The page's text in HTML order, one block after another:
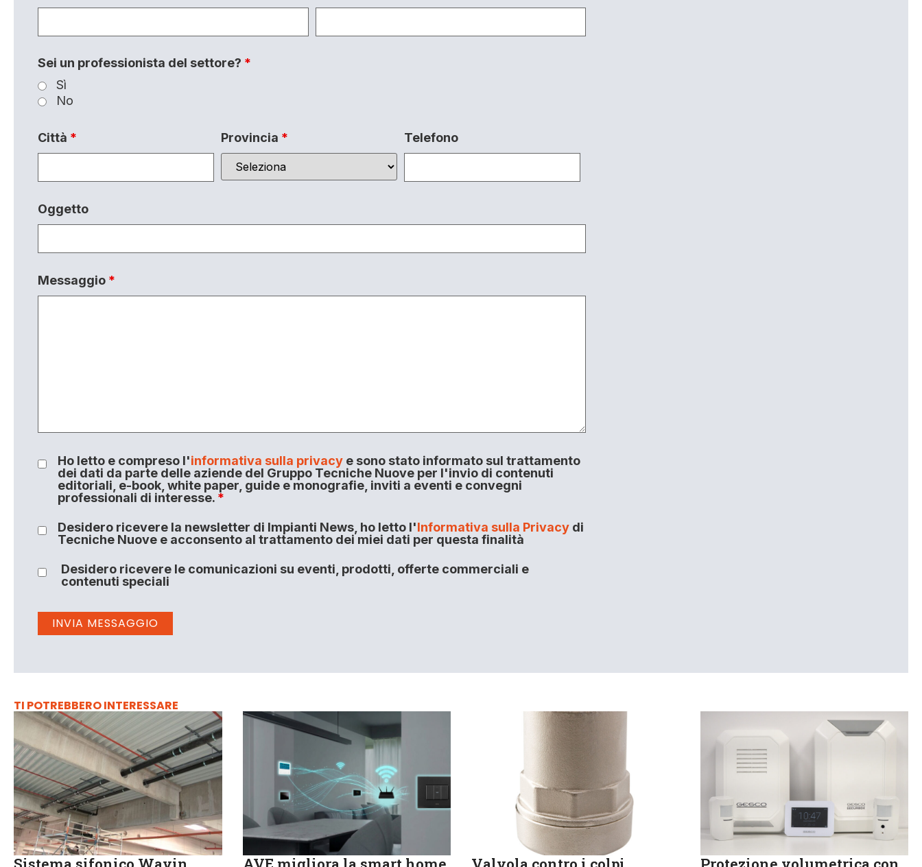
Sei un professionista del settore? *
Sì
No
Città * Provincia * Telefono
Oggetto
Messaggio *
Ho letto e compreso l'informativa sulla privacye sono stato informato sul trattamento
dei dati da parte delle aziende del Gruppo Tecniche Nuove per l'invio di contenuti
editoriali, e-book, white paper, guide e monografie, inviti a eventi e convegni
professionali di interesse. *
Desidero ricevere la newsletter di Impianti News, ho letto l'Informativa sulla Privacydi
Tecniche Nuove e acconsento al trattamento dei miei dati per questa finalità
Desidero ricevere le comunicazioni su eventi, prodotti, offerte commerciali e
contenuti speciali
TI POTREBBERO INTERESSARE